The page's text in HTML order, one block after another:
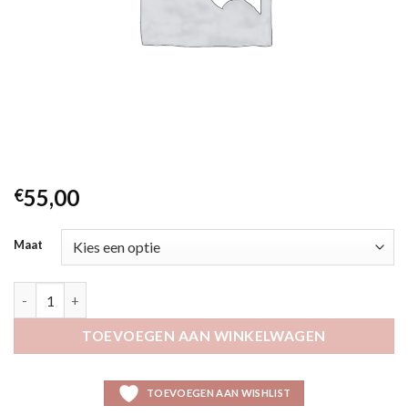
€55,00
Maat
TOEVOEGEN AAN WINKELWAGEN
TOEVOEGEN AAN WISHLIST